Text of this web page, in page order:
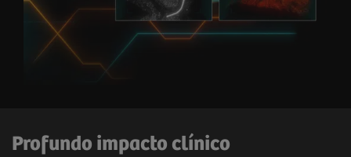
Profundo impacto clínico